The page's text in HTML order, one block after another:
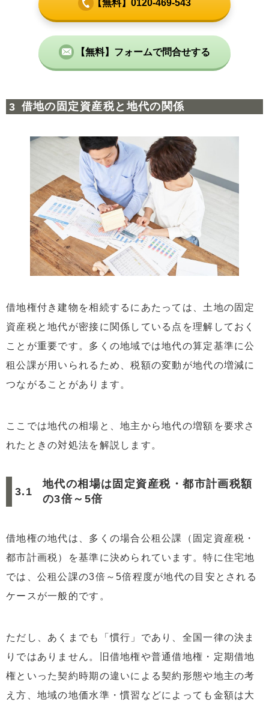
【無料】0120-469-543
【無料】フォームで問合せする
借地の固定資産税と地代の関係
借地権付き建物を相続するにあたっては、土地の固定
資産税と地代が密接に関係している点を理解しておく
ことが重要です。多くの地域では地代の算定基準に公
租公課が用いられるため、税額の変動が地代の増減に
つながることがあります。
ここでは地代の相場と、地主から地代の増額を要求さ
れたときの対処法を解説します。
地代の相場は固定資産税・都市計画税額
の3倍～5倍
借地権の地代は、多くの場合公租公課（固定資産税・
都市計画税）を基準に決められています。特に住宅地
では、公租公課の3倍～5倍程度が地代の目安とされる
ケースが一般的です。
ただし、あくまでも「慣行」であり、全国一律の決ま
りではありません。旧借地権や普通借地権・定期借地
権といった契約時期の違いによる契約形態や地主の考
え方、地域の地価水準・慣習などによっても金額は大